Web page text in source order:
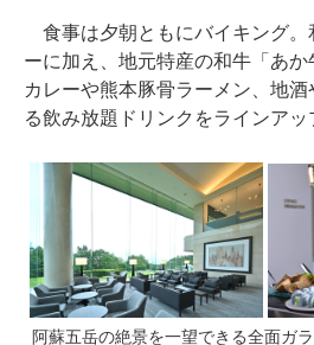
食事は夕朝ともにバイキング。
ーに加え、地元特産の和牛「あ
カレーや熊本豚骨ラーメン、地
る飲み放題ドリンクをラインアッ
阿蘇五岳の絶景を一望できる全面ガ